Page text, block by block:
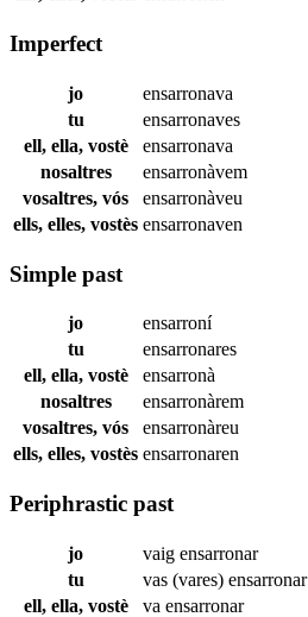
Imperfect
jo
ensarronava
tu
ensarronaves
ell, ella, vostè
ensarronava
nosaltres
ensarronàvem
vosaltres, vós
ensarronàveu
ells, elles, vostès ensarronaven
Simple past
jo
ensarroní
tu
ensarronares
ell, ella, vostè
ensarronà
nosaltres
ensarronàrem
vosaltres, vós
ensarronàreu
ells, elles, vostès ensarronaren
Periphrastic past
jo vaig ensarronar
tu
vas (vares) ensarronar
ell, ella, vostè
va ensarronar